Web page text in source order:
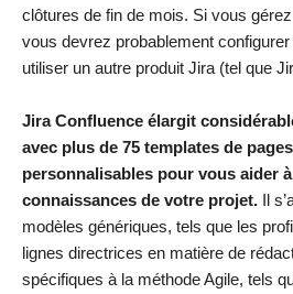
clôtures de fin de mois. Si vous
vous devrez probablement
utiliser un autre produit Jira (tel que
Jira Confluence élargit
avec plus de 75 templates de
personnalisables pour vous aider
connaissances de votre projet. Il
modèles génériques, tels que les
lignes directrices en matière de
spécifiques à la méthode Agile, tels